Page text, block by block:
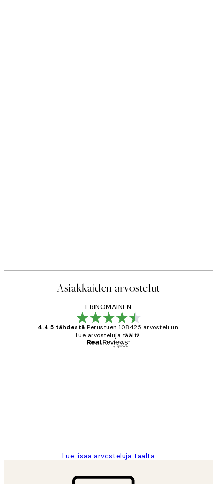
Asiakkaiden arvostelut
ERINOMAINEN
4.4 5 tähdestä Perustuen 108425 arvosteluun.
Lue arvosteluja täältä.
Lue lisää arvosteluja täältä